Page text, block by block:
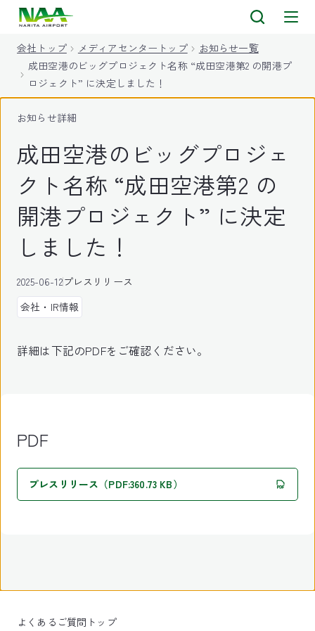
会社トップ メディアセンタートップ
お知らせ一覧
成田空港のビッグプロジェクト名称 “成田空港第2 の開港プ
ロジェクト” に決定しました！
お知らせ詳細
成田空港のビッグプロジェ
クト名称 “成田空港第2 の
開港プロジェクト” に決定
しました！
2025-06-12プレスリリース
会社・IR情報
詳細は下記のPDFをご確認ください。
PDF
プレスリリース（PDF:360.73 KB）
よくあるご質問トップ